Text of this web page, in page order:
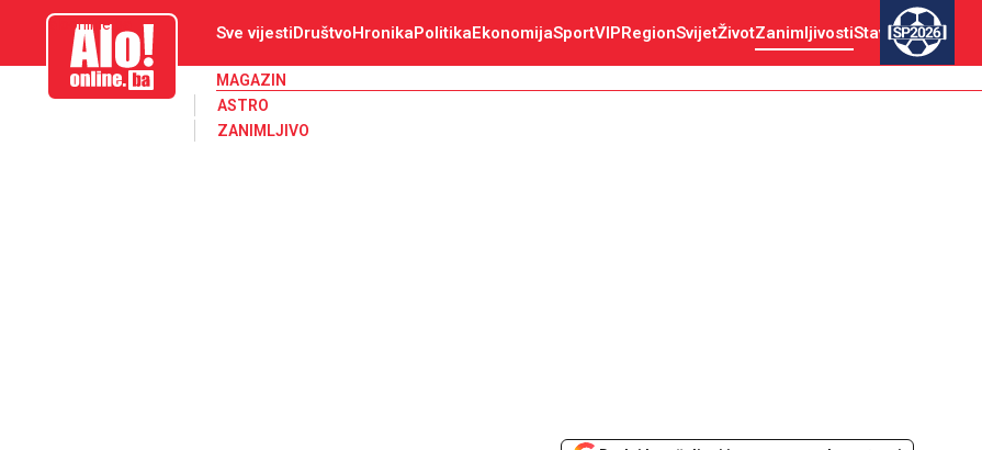
aloonline.ba Sve vijestiDruštvoHronikaPolitikaEkonomijaSportVIPRegionSvijetŽivotZanimljivostiStav SP2026
MAGAZIN
ASTRO
ZANIMLJIVO